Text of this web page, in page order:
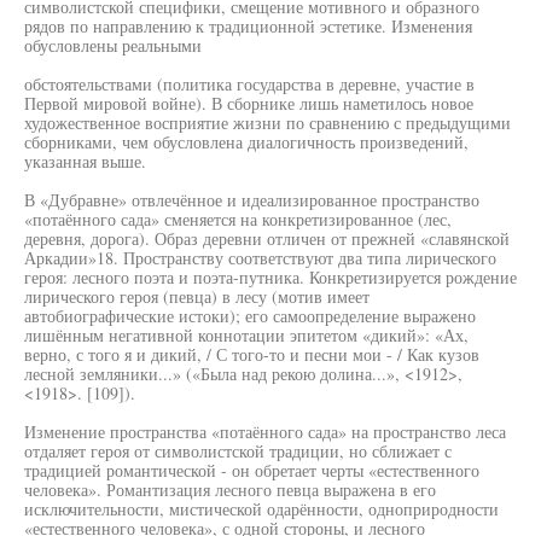
символистской специфики, смещение мотивного и образного
рядов по направлению к традиционной эстетике. Изменения
обусловлены реальными
обстоятельствами (политика государства в деревне, участие в
Первой мировой войне). В сборнике лишь наметилось новое
художественное восприятие жизни по сравнению с предыдущими
сборниками, чем обусловлена диалогичность произведений,
указанная выше.
В «Дубравне» отвлечённое и идеализированное пространство
«потаённого сада» сменяется на конкретизированное (лес,
деревня, дорога). Образ деревни отличен от прежней «славянской
Аркадии»18. Пространству соответствуют два типа лирического
героя: лесного поэта и поэта-путника. Конкретизируется рождение
лирического героя (певца) в лесу (мотив имеет
автобиографические истоки); его самоопределение выражено
лишённым негативной коннотации эпитетом «дикий»: «Ах,
верно, с того я и дикий, / С того-то и песни мои - / Как кузов
лесной земляники...» («Была над рекою долина...», <1912>,
<1918>. [109]).
Изменение пространства «потаённого сада» на пространство леса
отдаляет героя от символистской традиции, но сближает с
традицией романтической - он обретает черты «естественного
человека». Романтизация лесного певца выражена в его
исключительности, мистической одарённости, одноприродности
«естественного человека», с одной стороны, и лесного